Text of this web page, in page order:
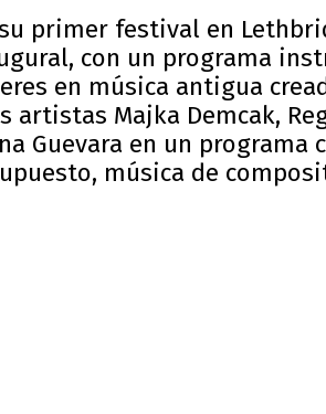
primer festival en
con un programa
en música antigua
Majka Demcak,
Guevara en un programa
música de